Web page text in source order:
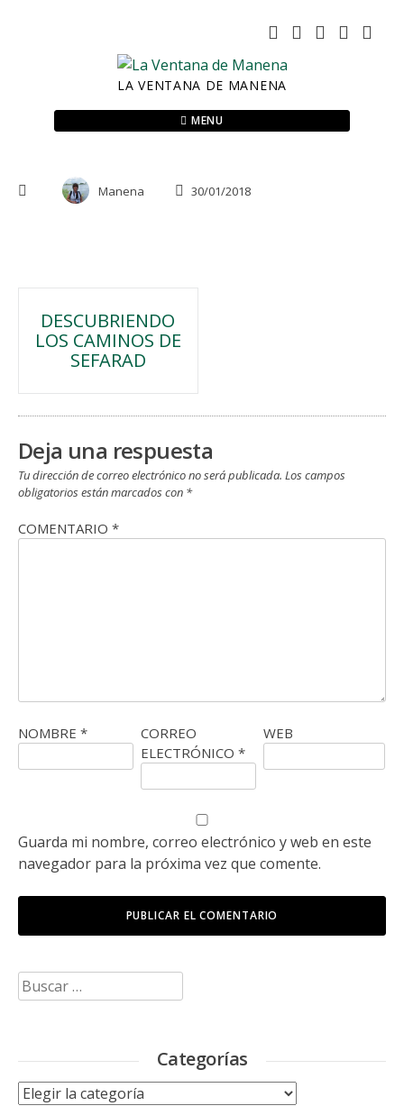
LA VENTANA DE MANENA
MENU
Manena 30/01/2018
Navegación
de
entradas
DESCUBRIENDO
LOS CAMINOS DE
SEFARAD
Deja una respuesta
Tu dirección de correo electrónico no será publicada. Los campos
obligatorios están marcados con *
COMENTARIO *
NOMBRE *
CORREO
ELECTRÓNICO *
WEB
Guarda mi nombre, correo electrónico y web en este
navegador para la próxima vez que comente.
Buscar:
Categorías
Categorías